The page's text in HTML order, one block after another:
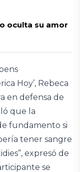
oculta su amor
Hoy’, Rebeca
en defensa de
que la
fundamento si
tener sangre
expresó de
se